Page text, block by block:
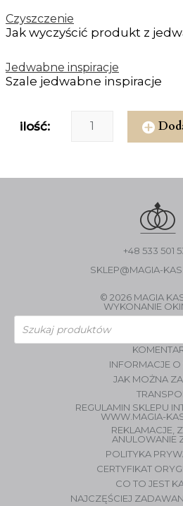
Czyszczenie
Jak wyczyścić produkt z
Jedwabne inspiracje
Szale jedwabne inspiracje
ilość:
+48 533 501
SKLEP@MAGIA-
© 2026 MAGIA
WYKONANIE
Wyszukiwarka
produktów
INFORMACJE O
JAK MOŻNA
REGULAMIN SKLEPU
WWW.MAGIA-
REKLAMACJE,
ANULOWANIE
POLITYKA
CERTYFIKAT
CO TO JEST
NAJCZĘŚCIEJ